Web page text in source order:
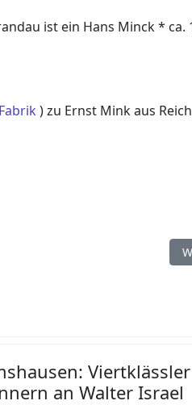
ist ein Hans Minck * ca.
) zu Ernst Mink aus
Viertklässler
an Walter Israel